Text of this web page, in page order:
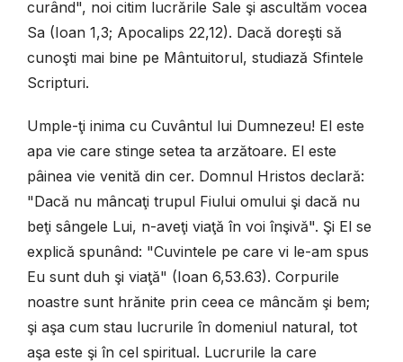
curând", noi citim lucrările Sale şi ascultăm vocea
Sa (Ioan 1,3; Apocalips 22,12). Dacă doreşti să
cunoşti mai bine pe Mântuitorul, studiază Sfintele
Scripturi.
Umple-ţi inima cu Cuvântul lui Dumnezeu! El este
apa vie care stinge setea ta arzătoare. El este
pâinea vie venită din cer. Domnul Hristos declară:
"Dacă nu mâncaţi trupul Fiului omului şi dacă nu
beţi sângele Lui, n-aveţi viaţă în voi înşivă". Şi El se
explică spunând: "Cuvintele pe care vi le-am spus
Eu sunt duh şi viaţă" (Ioan 6,53.63). Corpurile
noastre sunt hrănite prin ceea ce mâncăm şi bem;
şi aşa cum stau lucrurile în domeniul natural, tot
aşa este şi în cel spiritual. Lucrurile la care